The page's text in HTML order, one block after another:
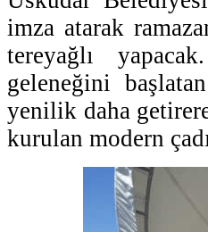
imza atarak
tereyağlı
geleneğini
yenilik daha
kurulan modern